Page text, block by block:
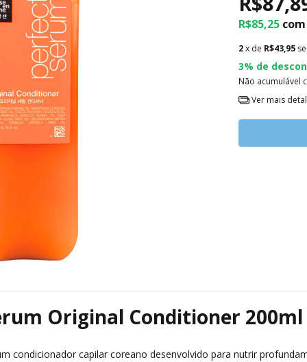
R$85,25 com
2x de R$43,95
3% de
Não acumulável
Ver mais
Original Conditioner 200ml
condicionador capilar coreano desenvolvido para nutrir